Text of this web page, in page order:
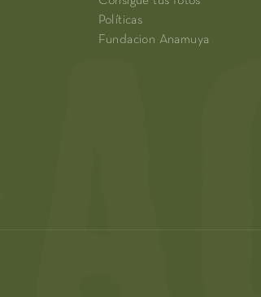
Políticas
Fundacion Anamuya